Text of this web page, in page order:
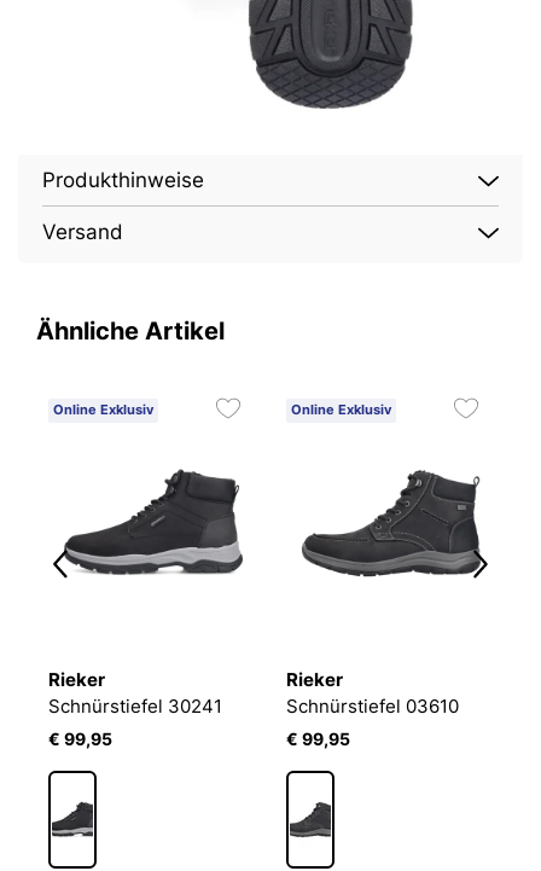
Produkthinweise
Versand
Ähnliche Artikel
Online Exklusiv
Rieker
Schnürstiefel 30241
€ 99,95
Online Exklusiv
Rieker
Schnürstiefel 03610
€ 99,95